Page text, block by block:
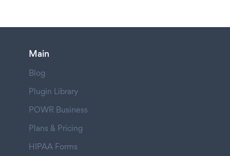
Main
Blog
Plugin Library
POWR Business
Plans & Pricing
HIPAA Forms